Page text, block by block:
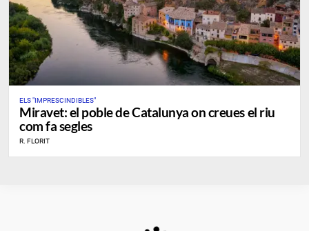
ELS "IMPRESCINDIBLES"
Miravet: el poble de Catalunya on creues el riu
com fa segles
R. FLORIT